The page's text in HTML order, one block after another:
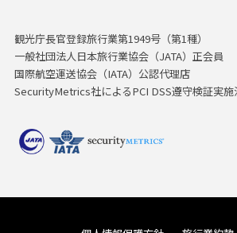
観光庁長官登録旅行業第1949号（第1種）
一般社団法人日本旅行業協会（JATA）正会員
国際航空運送協会（IATA）公認代理店
SecurityMetrics社によるPCI DSS遵守検証実施